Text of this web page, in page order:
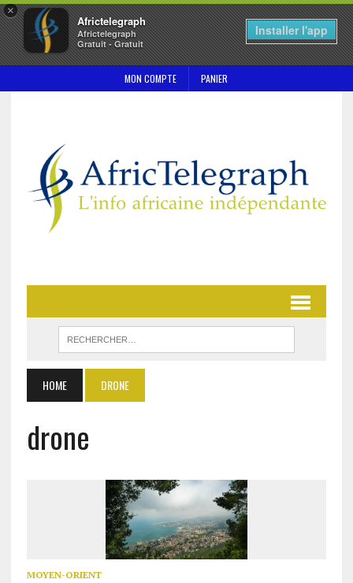
×
Africtelegraph
Africtelegraph
Gratuit - Gratuit
Installer l'app
MON COMPTE PANIER
HOME DRONE
drone
MOYEN-ORIENT